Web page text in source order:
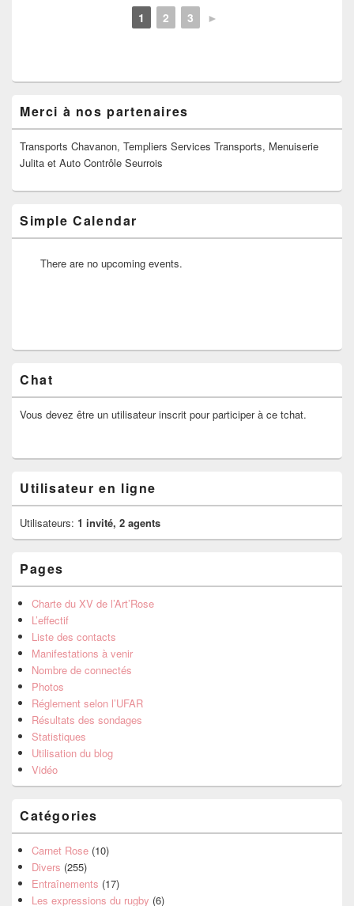
1 2 3 ►
principale
de
widget
pour
barre
Merci à nos partenaires
Transports Chavanon, Templiers Services Transports, Menuiserie
Julita et Auto Contrôle Seurrois
Simple Calendar
There are no upcoming events.
Chat
Vous devez être un utilisateur inscrit pour participer à ce tchat.
Utilisateur en ligne
Utilisateurs: 1 invité, 2 agents
Pages
Charte du XV de l’Art’Rose
L’effectif
Liste des contacts
Manifestations à venir
Nombre de connectés
Photos
Réglement selon l’UFAR
Résultats des sondages
Statistiques
Utilisation du blog
Vidéo
Catégories
Carnet Rose (10)
Divers (255)
Entraînements (17)
Les expressions du rugby (6)